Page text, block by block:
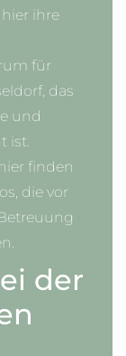
ihre
für
das
und
ist.
finden
die vor
der